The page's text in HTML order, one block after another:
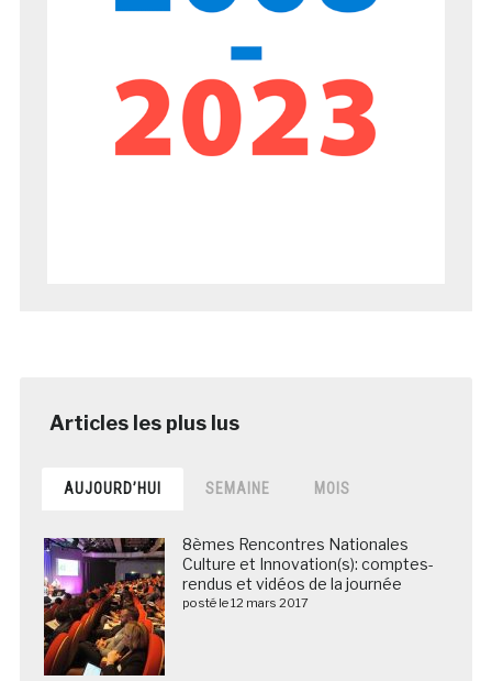
AUJOURD’HUI SEMAINE MOIS
8èmes Rencontres Nationales
Culture et Innovation(s): comptes-
rendus et vidéos de la journée
posté le 12 mars 2017